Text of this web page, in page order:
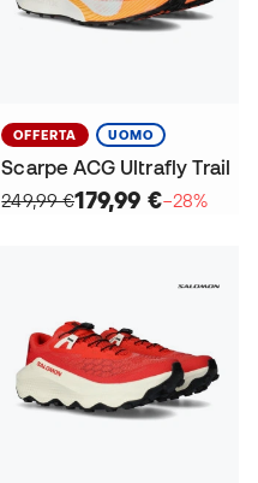
OFFERTA UOMO
Scarpe ACG Ultrafly Trail
249,99 €179,99 €−28%